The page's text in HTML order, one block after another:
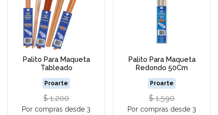
Palito Para Maqueta
Tableado
Proarte
$ 1.200
Por compras desde 3
Palito Para Maqueta
Redondo 50Cm
Proarte
$ 1.590
Por compras desde 3